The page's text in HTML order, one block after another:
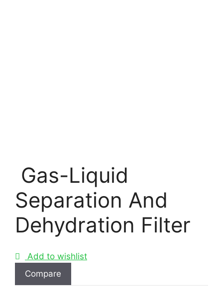
Gas-Liquid
Separation And
Dehydration Filter
Add to wishlist
Compare